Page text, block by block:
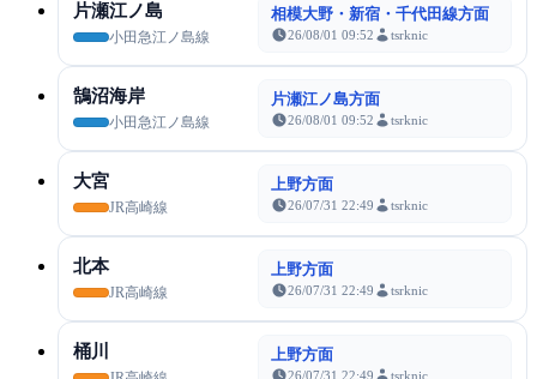
片瀬江ノ島
小田急江ノ島線
相模大野・新宿・千代田線方面
26/08/01 09:52 tsrknic
鵠沼海岸
小田急江ノ島線
片瀬江ノ島方面
26/08/01 09:52 tsrknic
大宮
JR高崎線
上野方面
26/07/31 22:49 tsrknic
北本
JR高崎線
上野方面
26/07/31 22:49 tsrknic
桶川 上野方面
26/07/31 22:49 tsrknic